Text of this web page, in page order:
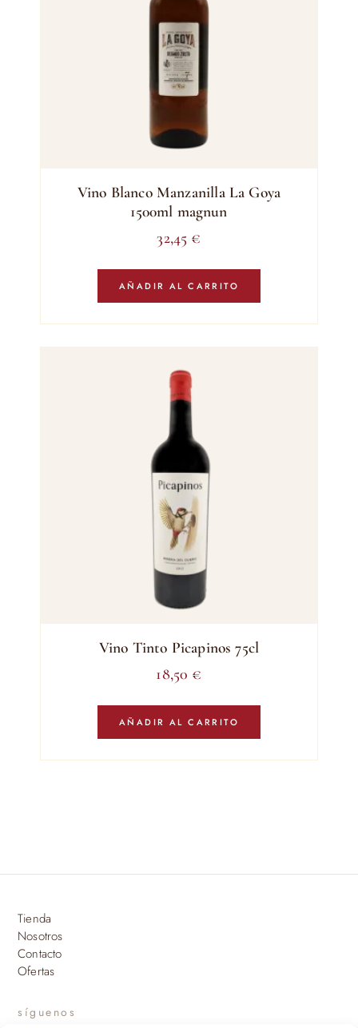
Vino Blanco Manzanilla La Goya
1500ml magnun
32,45 €
AÑADIR AL CARRITO
Vino Tinto Picapinos 75cl
18,50 €
AÑADIR AL CARRITO
Tienda
Nosotros
Contacto
Ofertas
síguenos